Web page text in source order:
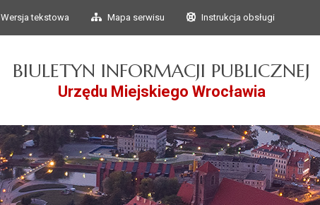
Przejdź do głównego
Przejdź do treści
Wersja tekstowa Mapa serwisu Instrukcja obsługi
BIULETYN INFORMACJI PUBLICZNEJ
Urzędu Miejskiego Wrocławia